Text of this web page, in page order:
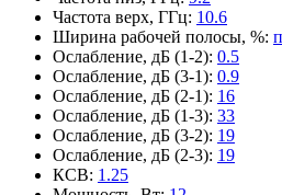
Частота верх, ГГц: 10.6
Ширина рабочей полосы, %:
Ослабление, дБ (1-2): 0.5
Ослабление, дБ (3-1): 0.9
Ослабление, дБ (2-1): 16
Ослабление, дБ (1-3): 33
Ослабление, дБ (3-2): 19
Ослабление, дБ (2-3): 19
КСВ: 1.25